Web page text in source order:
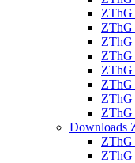
ZThG
ZThG
ZThG
ZThG
ZThG
ZThG
ZThG
ZThG
Downloads
ZThG
ZThG